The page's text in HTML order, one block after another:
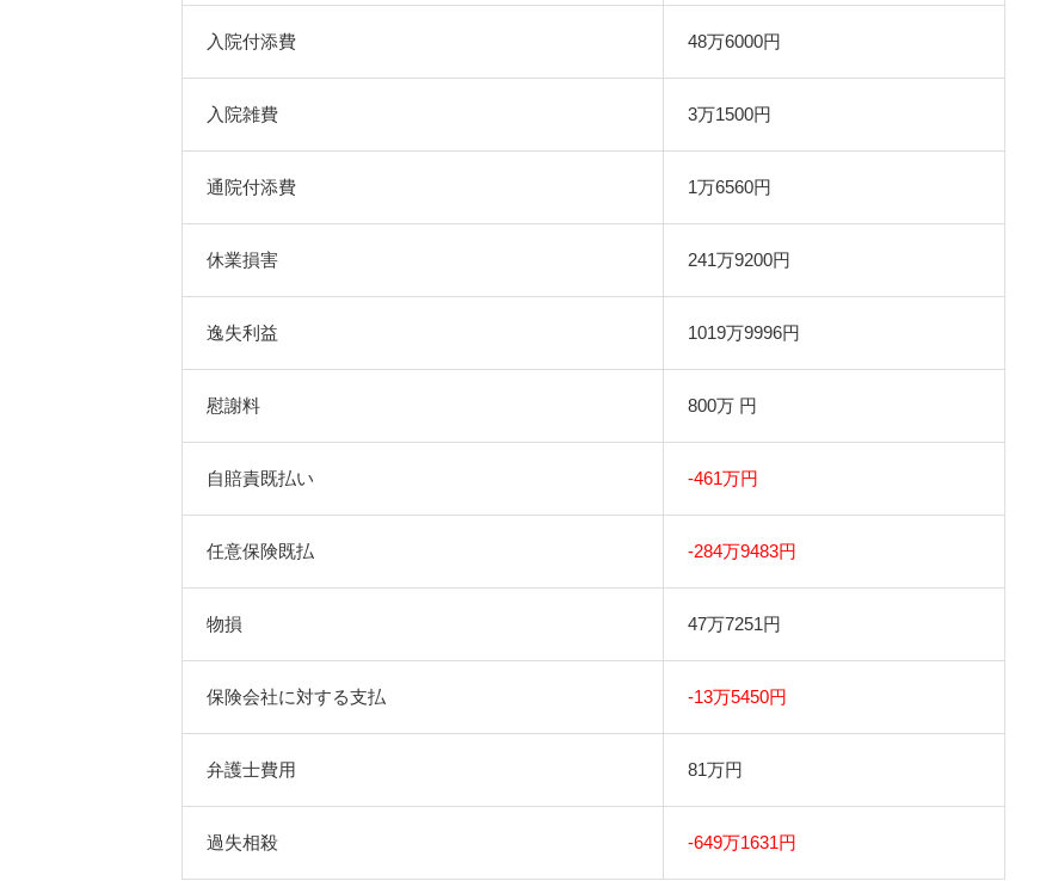
入院付添費 48万6000円
入院雑費 3万1500円
通院付添費 1万6560円
休業損害 241万9200円
逸失利益 1019万9996円
慰謝料 800万 円
自賠責既払い -461万円
任意保険既払 -284万9483円
物損 47万7251円
保険会社に対する支払 -13万5450円
弁護士費用 81万円
過失相殺 -649万1631円